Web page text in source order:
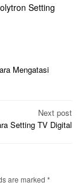
Setting
Mengatasi
Next post
Setting TV Digital
are marked *